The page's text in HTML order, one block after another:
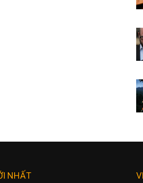
NHẤT